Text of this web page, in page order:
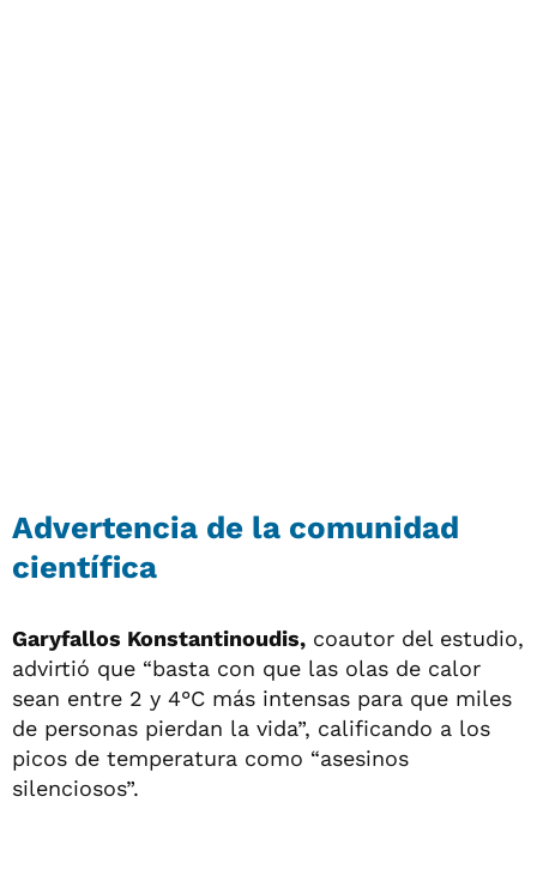
Advertencia de la comunidad
científica
Garyfallos Konstantinoudis, coautor del estudio,
advirtió que “basta con que las olas de calor
sean entre 2 y 4°C más intensas para que miles
de personas pierdan la vida”, calificando a los
picos de temperatura como “asesinos
silenciosos”.